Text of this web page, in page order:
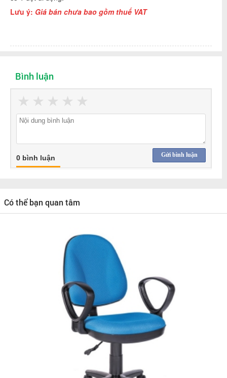
Lưu ý: Giá bán chưa bao gồm thuế VAT
Bình luận
★
★
★
★
★
Gửi bình luận
0 bình luận
Có thể bạn quan tâm